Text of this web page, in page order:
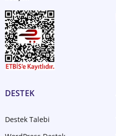
DESTEK
Destek Talebi